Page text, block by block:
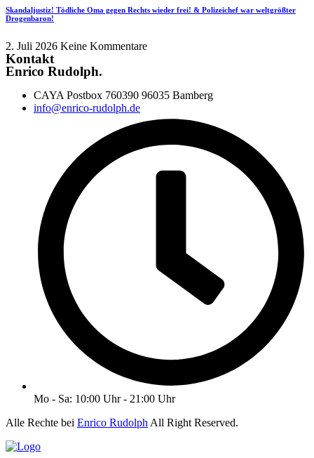
Skandaljustiz! Tödliche Oma gegen Rechts wieder frei! & Polizeichef war weltgrößter
Drogenbaron!
2. Juli 2026 Keine Kommentare
Kontakt
Enrico Rudolph.
CAYA Postbox 760390 96035 Bamberg
info@enrico-rudolph.de
Mo - Sa: 10:00 Uhr - 21:00 Uhr
Alle Rechte bei Enrico Rudolph All Right Reserved.